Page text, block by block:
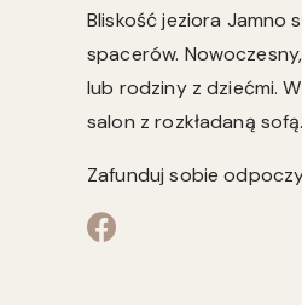
Bliskość jeziora Jamno
spacerów.
lub rodziny z dziećmi.
salon z rozkładaną sofą.
Zafunduj sobie